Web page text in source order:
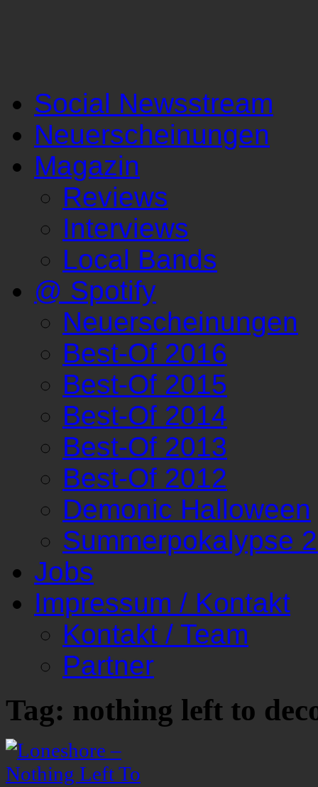
Social Newsstream
Neuerscheinungen
Magazin
Reviews
Interviews
Local Bands
@ Spotify
Neuerscheinungen
Best-Of 2016
Best-Of 2015
Best-Of 2014
Best-Of 2013
Best-Of 2012
Demonic Halloween
Summerpokalypse
Jobs
Impressum / Kontakt
Kontakt / Team
Partner
Tag: nothing left to